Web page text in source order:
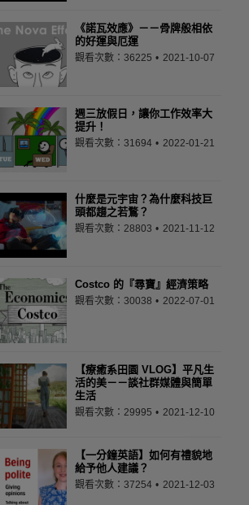
《諾瓦效應》－－骨牌般相依
的好運與厄運
觀看次數：36225 2021-10-07
週三放假日，讓你工作效率大
提升！
觀看次數：31694 2022-01-21
什麼是元宇宙？為什麼科技巨
頭都趨之若鶩？
觀看次數：28803 2021-11-12
Costco 的『尋寶』經濟策略
觀看次數：30038 2022-07-01
【療癒系田園 VLOG】平凡生
活的美－－談社群媒體與簡單
生活
觀看次數：29995 2021-12-10
【一分鐘英語】如何有禮貌地
給予他人建議？
觀看次數：37254 2021-12-03